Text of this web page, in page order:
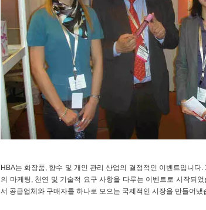
HBA는 화장품, 향수 및 개인 관리 산업의 결정적인 이벤트입니
의 마케팅, 천연 및 기술적 요구 사항을 다루는 이벤트로 시작되
서 공급업체와 구매자를 하나로 모으는 국제적인 시장을 만들어냈